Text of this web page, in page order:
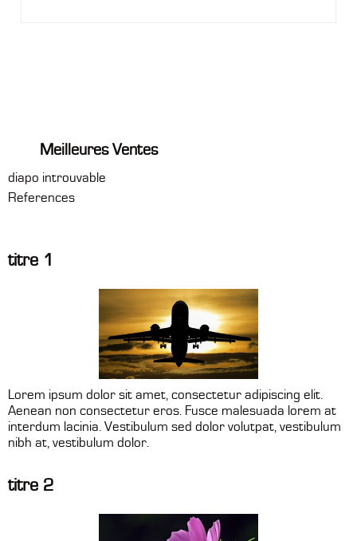
Meilleures Ventes
diapo introuvable
References
titre 1
Lorem ipsum dolor sit amet, consectetur adipiscing elit.
Aenean non consectetur eros. Fusce malesuada lorem at
interdum lacinia. Vestibulum sed dolor volutpat, vestibulum
nibh at, vestibulum dolor.
titre 2